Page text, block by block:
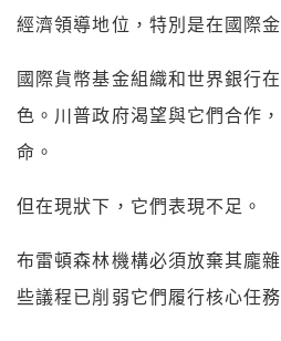
經濟領導地位，特別是在國際
國際貨幣基金組織和世界銀行
色。川普政府渴望與它們合作
命。
但在現狀下，它們表現不足。
布雷頓森林機構必須放棄其龐
些議程已削弱它們履行核心任務